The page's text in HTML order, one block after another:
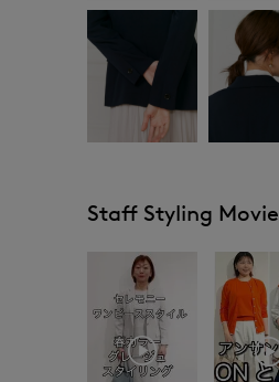
Staff Styling Movie